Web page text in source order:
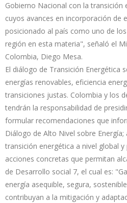
Gobierno Nacional con la transición
cuyos avances en incorporación de
posicionado al país como uno de
región en esta materia", señaló el
Colombia, Diego Mesa.
El diálogo de Transición Energética
energías renovables, eficiencia
transiciones justas. Colombia y los
tendrán la responsabilidad de
formular recomendaciones que
Diálogo de Alto Nivel sobre
transición energética a nivel global
acciones concretas que permitan
de Desarrollo social 7, el cual es:
energía asequible, segura,
contribuyan a la mitigación y